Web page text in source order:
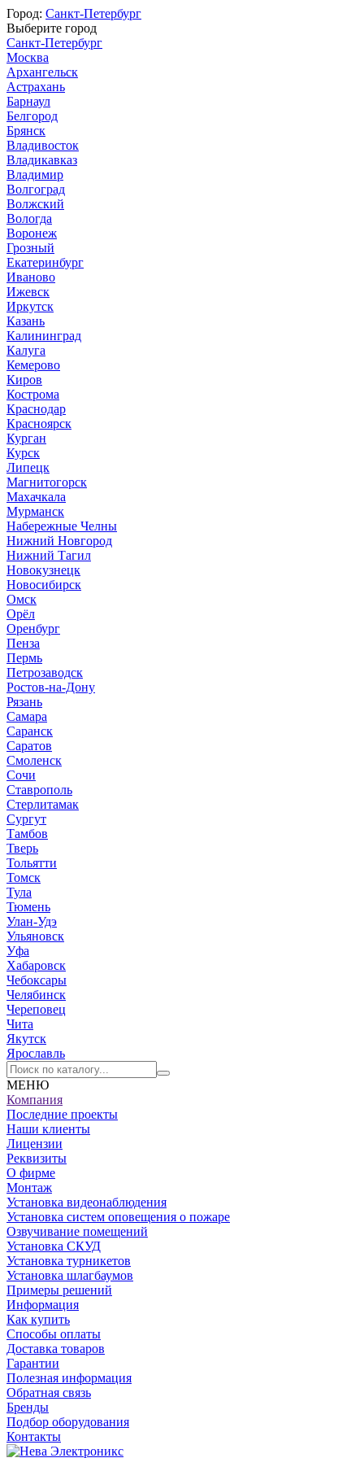
Город: Санкт-Петербург
Выберите город
Санкт-Петербург
Москва
Архангельск
Астрахань
Барнаул
Белгород
Брянск
Владивосток
Владикавказ
Владимир
Волгоград
Волжский
Вологда
Воронеж
Грозный
Екатеринбург
Иваново
Ижевск
Иркутск
Казань
Калининград
Калуга
Кемерово
Киров
Кострома
Краснодар
Красноярск
Курган
Курск
Липецк
Магнитогорск
Махачкала
Мурманск
Набережные Челны
Нижний Новгород
Нижний Тагил
Новокузнецк
Новосибирск
Омск
Орёл
Оренбург
Пенза
Пермь
Петрозаводск
Ростов-на-Дону
Рязань
Самара
Саранск
Саратов
Смоленск
Сочи
Ставрополь
Стерлитамак
Сургут
Тамбов
Тверь
Тольятти
Томск
Тула
Тюмень
Улан-Удэ
Ульяновск
Уфа
Хабаровск
Чебоксары
Челябинск
Череповец
Чита
Якутск
Ярославль
МЕНЮ
Компания
Последние проекты
Наши клиенты
Лицензии
Реквизиты
О фирме
Монтаж
Установка видеонаблюдения
Установка систем оповещения о пожаре
Озвучивание помещений
Установка СКУД
Установка турникетов
Установка шлагбаумов
Примеры решений
Информация
Как купить
Способы оплаты
Доставка товаров
Гарантии
Полезная информация
Обратная связь
Бренды
Подбор оборудования
Контакты